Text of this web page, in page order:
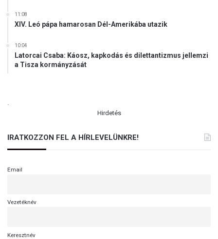
11:08
XIV. Leó pápa hamarosan Dél-Amerikába utazik
10:04
Latorcai Csaba: Káosz, kapkodás és dilettantizmus jellemzi
a Tisza kormányzását
Hirdetés
IRATKOZZON FEL A HÍRLEVELÜNKRE!
Email
Vezetéknév
Keresztnév